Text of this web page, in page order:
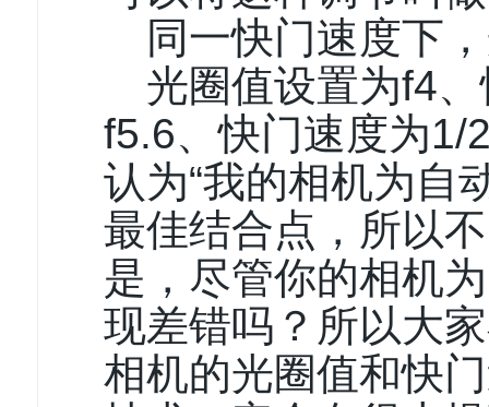
同一快门速度下
光圈值设置为f4
f5.6、快门速度为1/
认为“我的相机为自
最佳结合点，所以
是，尽管你的相机
现差错吗？所以大
相机的光圈值和快